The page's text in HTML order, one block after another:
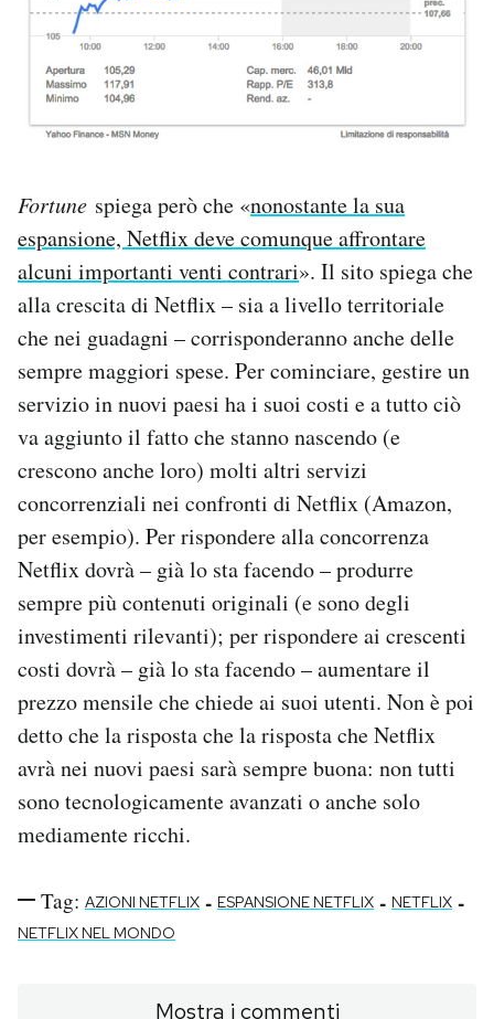
Fortune spiega però che «nonostante la sua
espansione, Netflix deve comunque affrontare
alcuni importanti venti contrari». Il sito spiega che
alla crescita di Netflix – sia a livello territoriale
che nei guadagni – corrisponderanno anche delle
sempre maggiori spese. Per cominciare, gestire un
servizio in nuovi paesi ha i suoi costi e a tutto ciò
va aggiunto il fatto che stanno nascendo (e
crescono anche loro) molti altri servizi
concorrenziali nei confronti di Netflix (Amazon,
per esempio). Per rispondere alla concorrenza
Netflix dovrà – già lo sta facendo – produrre
sempre più contenuti originali (e sono degli
investimenti rilevanti); per rispondere ai crescenti
costi dovrà – già lo sta facendo – aumentare il
prezzo mensile che chiede ai suoi utenti. Non è poi
detto che la risposta che la risposta che Netflix
avrà nei nuovi paesi sarà sempre buona: non tutti
sono tecnologicamente avanzati o anche solo
mediamente ricchi.
Tag: AZIONI NETFLIX - ESPANSIONE NETFLIX - NETFLIX -
NETFLIX NEL MONDO
Mostra i commenti